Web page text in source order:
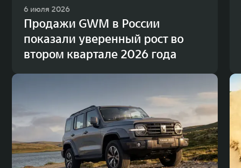
6 июля 2026
Продажи GWM в России
показали уверенный рост во
втором квартале 2026 года